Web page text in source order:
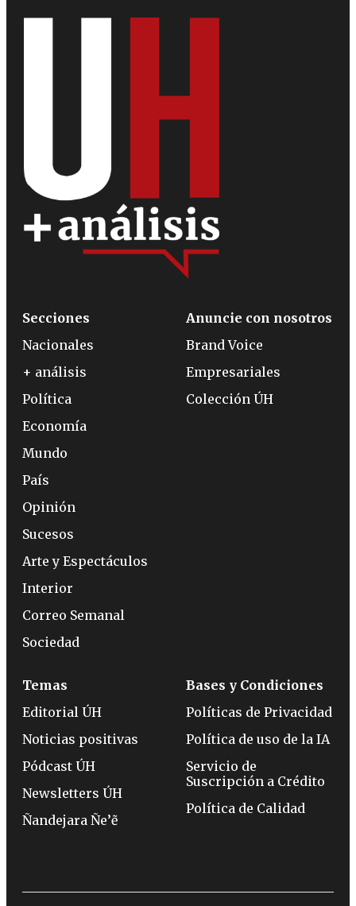
Secciones
Nacionales
+ análisis
Política
Economía
Mundo
País
Opinión
Sucesos
Arte y Espectáculos
Interior
Correo Semanal
Sociedad
Anuncie con nosotros
Brand Voice
Empresariales
Colección ÚH
Temas
Editorial ÚH
Noticias positivas
Pódcast ÚH
Newsletters ÚH
Ñandejara Ñe’ẽ
Bases y Condiciones
Políticas de Privacidad
Política de uso de la IA
Servicio de
Suscripción a Crédito
Política de Calidad